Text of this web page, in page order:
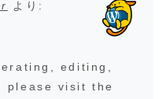
より:
editing,
please visit the